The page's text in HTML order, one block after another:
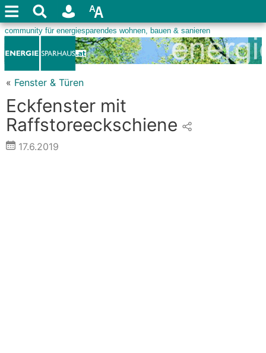
« Fenster & Türen
Eckfenster mit
Raffstoreeckschiene
17.6.2019